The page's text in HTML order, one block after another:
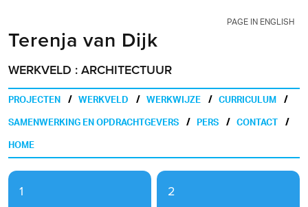
PAGE IN ENGLISH
Terenja van Dijk
WERKVELD : ARCHITECTUUR
PROJECTEN WERKVELD WERKWIJZE
CURRICULUM
SAMENWERKING EN OPDRACHTGEVERS
PERS
CONTACT
HOME
1 2